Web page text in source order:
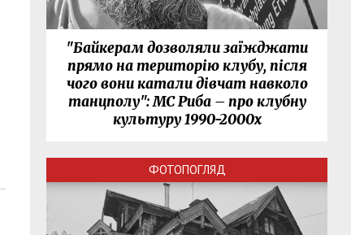
"Байкерам дозволяли заїжджати
прямо на територію клубу, після
чого вони катали дівчат навколо
танцполу": МС Риба – про клубну
культуру 1990-2000х
ФОТОПОГЛЯД